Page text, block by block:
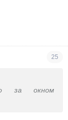
25
за окном